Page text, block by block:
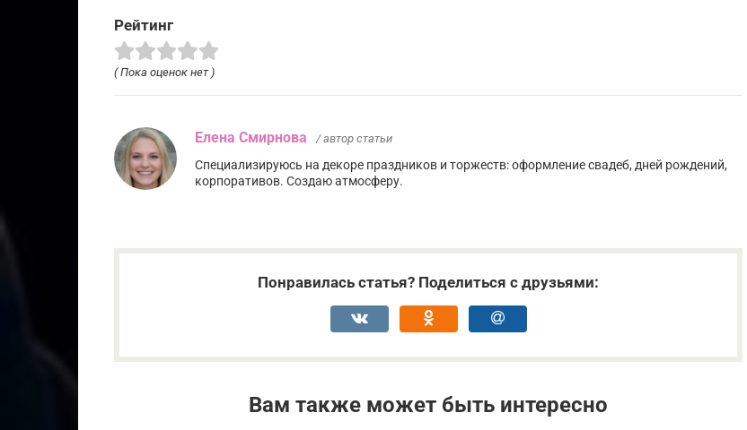
Рейтинг
( Пока оценок нет )
Елена Смирнова / автор статьи
Специализируюсь на декоре праздников и торжеств: оформление свадеб, дней рождений,
корпоративов. Создаю атмосферу.
Понравилась статья? Поделиться с друзьями:
Вам также может быть интересно